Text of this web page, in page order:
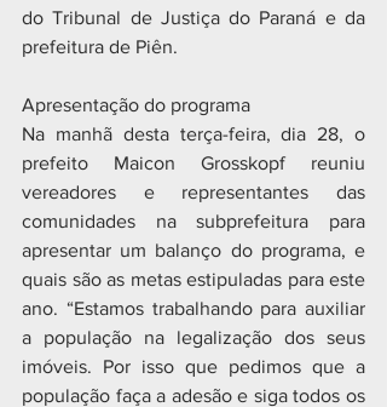
do Tribunal de Justiça do Paraná e da
prefeitura de Piên.
Apresentação do programa
Na manhã desta terça-feira, dia 28, o
prefeito Maicon Grosskopf reuniu
vereadores e representantes das
comunidades na subprefeitura para
apresentar um balanço do programa, e
quais são as metas estipuladas para este
ano. “Estamos trabalhando para auxiliar
a população na legalização dos seus
imóveis. Por isso que pedimos que a
população faça a adesão e siga todos os